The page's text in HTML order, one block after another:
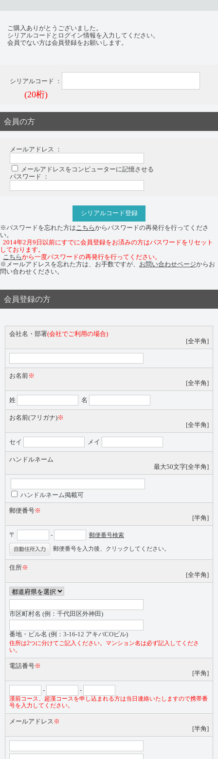
ご購入ありがとうございました。
シリアルコードとログイン情報を入力してください。
会員でない方は会員登録をお願いします。
シリアルコード ：
(20桁)
会員の方
メールアドレス ：
メールアドレスをコンピューターに記憶させる
パスワード ：
シリアルコード登録
※パスワードを忘れた方はこちらからパスワードの再発行を行ってくださ
い。
2014年2月9日以前にすでに会員登録をお済みの方はパスワードをリセット
しております。
こちらから一度パスワードの再発行を行ってください。
※メールアドレスを忘れた方は、お手数ですが、 お問い合わせページからお
問い合わせください。
会員登録の方
会社名・部署(会社でご利用の場合)
[全半角]
お名前※
[全半角]
姓 名
お名前(フリガナ)※
[全半角]
セイ メイ
ハンドルネーム
最大50文字[全半角]
ハンドルネーム掲載可
郵便番号※
[半角]
〒 - 郵便番号検索
郵便番号を入力後、クリックしてください。
住所※
[全半角]
市区町村名 (例：千代田区外神田)
番地・ビル名 (例：3-16-12 アキバCOビル)
住所は2つに分けてご記入ください。マンション名は必ず記入してくださ
い。
電話番号※
[半角]
- -
漢前コース、超漢コースを申し込まれる方は当日連絡いたしますので携帯番
号を入力してください。
メールアドレス ※
[半角]